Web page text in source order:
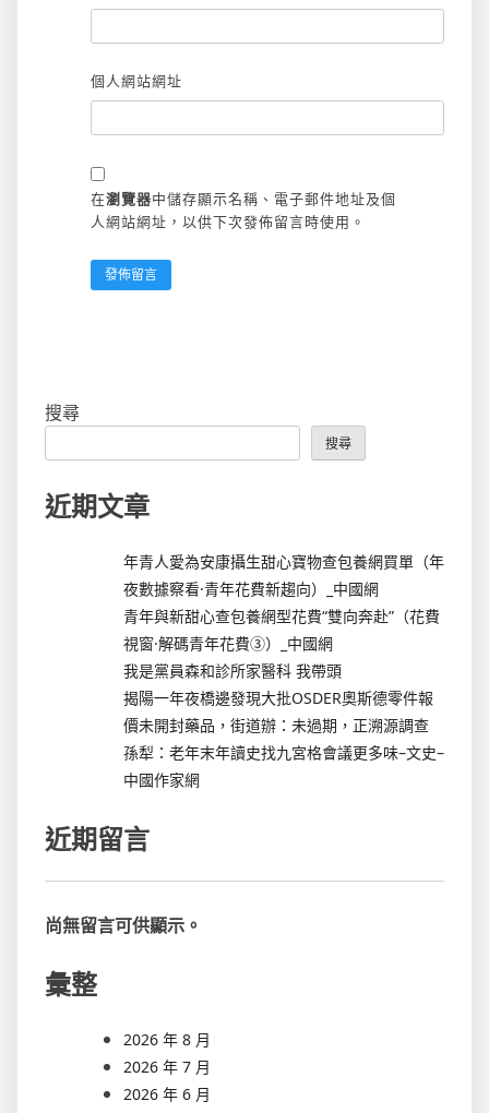
個人網站網址
在瀏覽器中儲存顯示名稱、電子郵件地址及個
人網站網址，以供下次發佈留言時使用。
搜尋
搜尋
近期文章
年青人愛為安康攝生甜心寶物查包養網買單（年
夜數據察看·青年花費新趨向）_中國網
青年與新甜心查包養網型花費“雙向奔赴”（花費
視窗·解碼青年花費③）_中國網
我是黨員森和診所家醫科 我帶頭
揭陽一年夜橋邊發現大批OSDER奧斯德零件報
價未開封藥品，街道辦：未過期，正溯源調查
孫犁：老年末年讀史找九宮格會議更多味–文史–
中國作家網
近期留言
尚無留言可供顯示。
彙整
2026 年 8 月
2026 年 7 月
2026 年 6 月